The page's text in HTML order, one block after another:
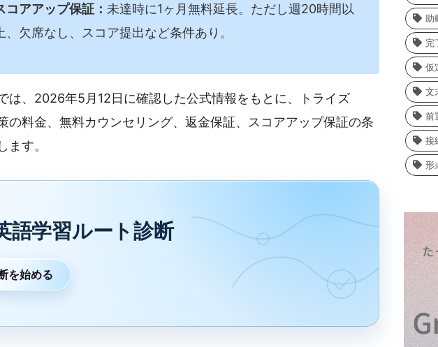
コアアップ保証： 未達時に1ヶ月無料延長。ただし週20時間以
上、欠席なし、スコア提出など条件あり。
は、2026年5月12日に確認した公式情報をもとに、トライズ
の料金、無料カウンセリング、返金保証、スコアアップ保証の条
ます。
語学習ルート診断
を始める
助
完
仮
文
前
接
形